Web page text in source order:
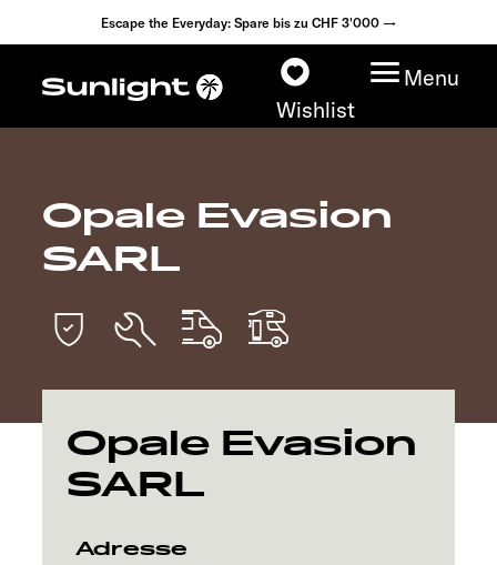
Escape the Everyday: Spare bis zu CHF 3'000 →
Wishlist
Menu
Modelle
Fahrzeugfinder
Explore
Opale Evasion
SARL
Opale Evasion
SARL
Adresse